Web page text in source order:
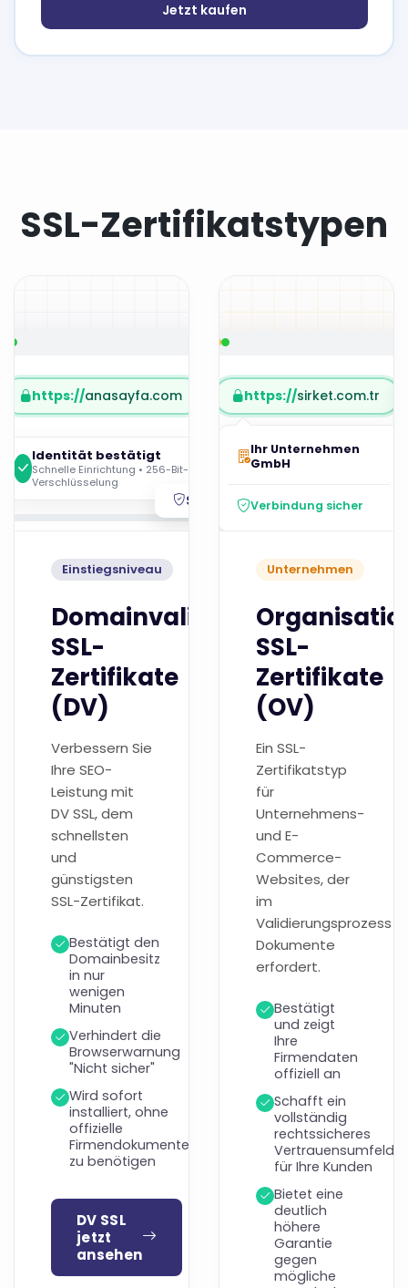
Jetzt kaufen
SSL-Zertifikatstypen
https://anasayfa.com
Identität bestätigt
Schnelle Einrichtung • 256-Bit-
Verschlüsselung
Sicher
Einstiegsniveau
Domainvalidierte
SSL-
Zertifikate
(DV)
Verbessern Sie
Ihre SEO-
Leistung mit
DV SSL, dem
schnellsten
und
günstigsten
SSL-Zertifikat.
Bestätigt den
Domainbesitz
in nur
wenigen
Minuten
Verhindert die
Browserwarnung
"Nicht sicher"
Wird sofort
installiert, ohne
offizielle
Firmendokumente
zu benötigen
DV SSL
jetzt
ansehen
https://sirket.com.tr
Ihr Unternehmen
GmbH
Verbindung sicher
Unternehmen
SSL-
Zertifikate
(OV)
Ein SSL-
Zertifikatstyp
für
Unternehmens-
und E-
Commerce-
Websites, der
im
Validierungsprozess
Dokumente
erfordert.
Bestätigt
und zeigt
Ihre
Firmendaten
offiziell an
Schafft ein
vollständig
rechtssicheres
Vertrauensumfeld
für Ihre Kunden
Bietet eine
deutlich
höhere
Garantie
gegen
mögliche